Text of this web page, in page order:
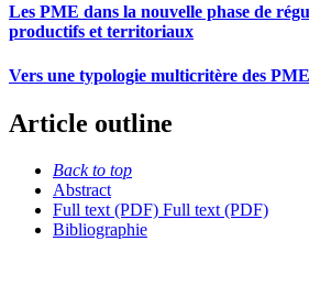
Les PME dans la nouvelle phase de
productifs et territoriaux
Vers une typologie multicritère des PME
Article outline
Back to top
Abstract
Full text (PDF) Full text (PDF)
Bibliographie